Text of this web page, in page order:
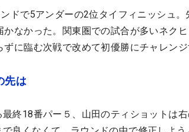
ドで5アンダーの2位タイフィニッシュ。
なかった。関東圏での試合が多いネク
に臨む次戦で改めて初優勝にチャレンジ
先は
終18番パー５、山田のティショットは